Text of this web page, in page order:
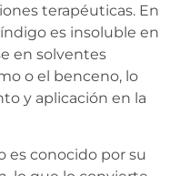
terapéuticas. En
es insoluble en
en solventes
o el benceno, lo
y aplicación en la
es conocido por su